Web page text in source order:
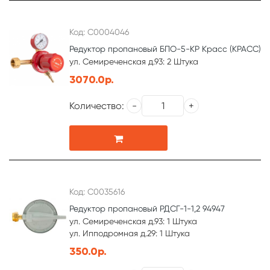
Код: С0004046
Редуктор пропановый БПО-5-КР Красс (КРАСС)
ул. Семиреченская д.93: 2 Штука
3070.0р.
Количество:
Код: С0035616
Редуктор пропановый РДСГ-1-1,2 94947
ул. Семиреченская д.93: 1 Штука
ул. Ипподромная д.29: 1 Штука
350.0р.